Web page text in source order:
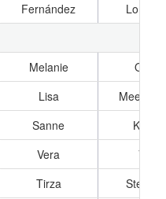
Fernández
Melanie
Ooms
Lisa
Sanne
Keijzer
Vera
Vuijk
Tirza